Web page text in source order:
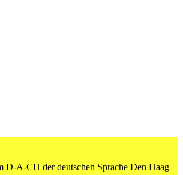
D-A-CH der deutschen Sprache Den Haag